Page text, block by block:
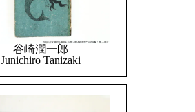
谷崎潤一郎
Junichiro Tanizaki